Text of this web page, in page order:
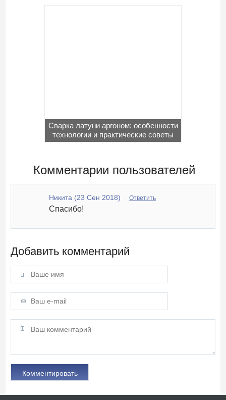
Сварка латуни аргоном: особенности
технологии и практические советы
Комментарии пользователей
Никита (23 Сен 2018) Ответить
Спасибо!
Добавить комментарий